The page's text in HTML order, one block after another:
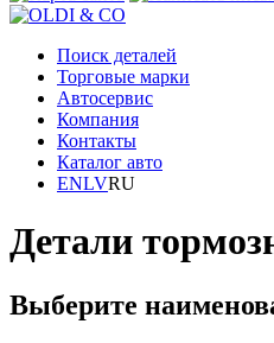
Поиск деталей
Торговые марки
Автосервис
Компания
Контакты
Каталог авто
ENLVRU
Детали
Выберите